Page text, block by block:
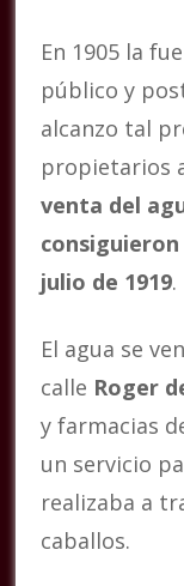
En 1905 la
público y
alcanzo tal
propietarios
venta del
consiguieron
julio de 1919.
El agua se
calle Roger
y farmacias
un servicio
realizaba a
caballos.